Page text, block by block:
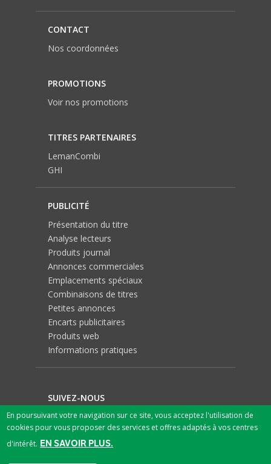
CONTACT
Nos coordonnées
PROMOTIONS
Voir nos promotions
TITRES PARTENAIRES
LemanCombi
GHI
PUBLICITÉ
Présentation du titre
Analyse lecteurs
Produits journal
Annonces commerciales
Emplacements spéciaux
Combinaisons de titres
Petites annonces
Encarts publicitaires
Produits web
Informations pratiques
SUIVEZ-NOUS
En poursuivant votre navigation sur ce site, vous acceptez l'utilisation de
cookies pour vous proposer des services et offres adaptés à vos centres
d'intérêt. EN SAVOIR PLUS.